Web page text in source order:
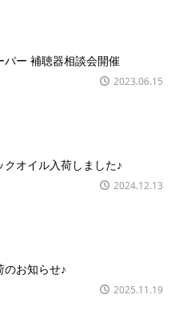
パー 補聴器相談会開催
2023.06.15
クオイル入荷しました♪
2024.12.13
のお知らせ♪
2025.11.19